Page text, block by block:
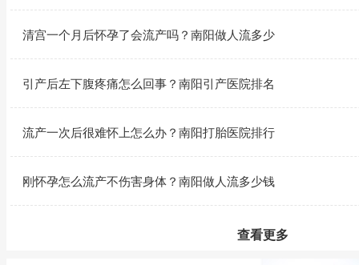
清宫一个月后怀孕了会流产吗？南阳做人流多少
引产后左下腹疼痛怎么回事？南阳引产医院排名
流产一次后很难怀上怎么办？南阳打胎医院排行
刚怀孕怎么流产不伤害身体？南阳做人流多少钱
查看更多